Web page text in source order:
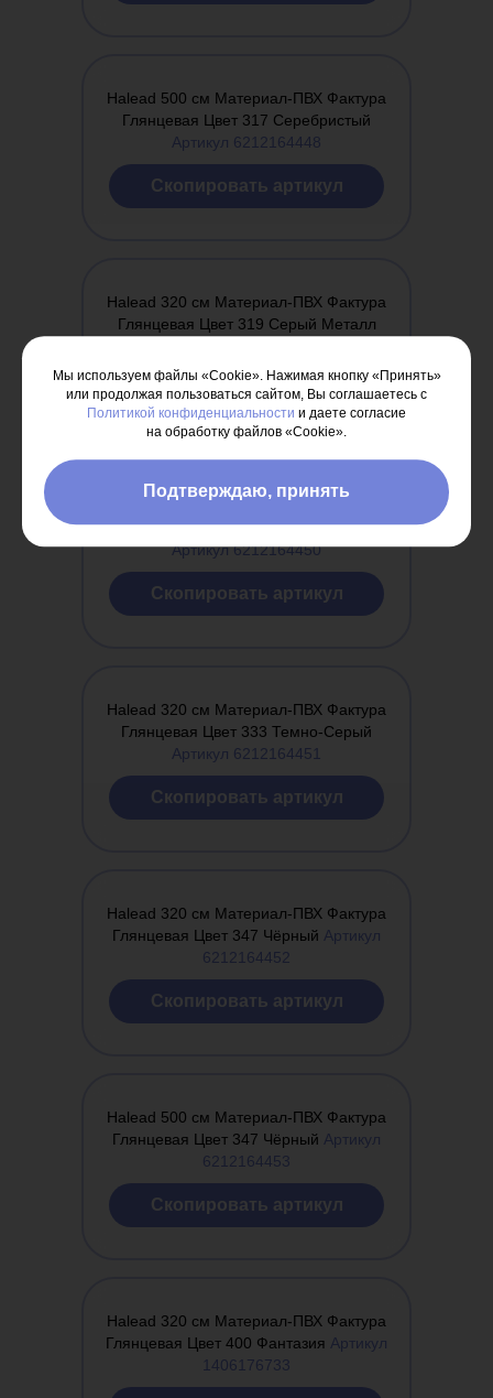
Мы используем файлы «Cookie». Нажимая кнопку «Принять»
или продолжая пользоваться сайтом, Вы соглашаетесь с
Политикой конфиденциальности и даете согласие
на обработку файлов «Cookie».
Подтверждаю, принять
Halead 500 см Материал-ПВХ Фактура
Глянцевая Цвет 317 Серебристый
Артикул 6212164448
Cкопировать артикул
Halead 320 см Материал-ПВХ Фактура
Глянцевая Цвет 319 Серый Металл
Cкопировать артикул
Halead 500 см Материал-ПВХ Фактура
Глянцевая Цвет 319 Серый Металл
Артикул 6212164450
Cкопировать артикул
Halead 320 см Материал-ПВХ Фактура
Глянцевая Цвет 333 Темно-Серый
Артикул 6212164451
Cкопировать артикул
Halead 320 см Материал-ПВХ Фактура
Глянцевая Цвет 347 Чёрный Артикул
6212164452
Cкопировать артикул
Halead 500 см Материал-ПВХ Фактура
Глянцевая Цвет 347 Чёрный Артикул
6212164453
Cкопировать артикул
Halead 320 см Материал-ПВХ Фактура
Глянцевая Цвет 400 Фантазия Артикул
1406176733